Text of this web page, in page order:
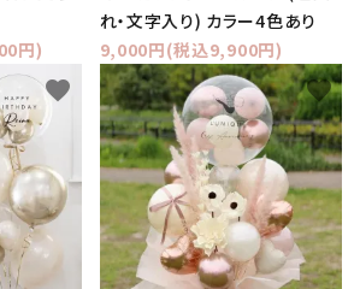
円)
れ・文字入り) カラー4色あり
9,000円(税込9,900円)
favorite favorite